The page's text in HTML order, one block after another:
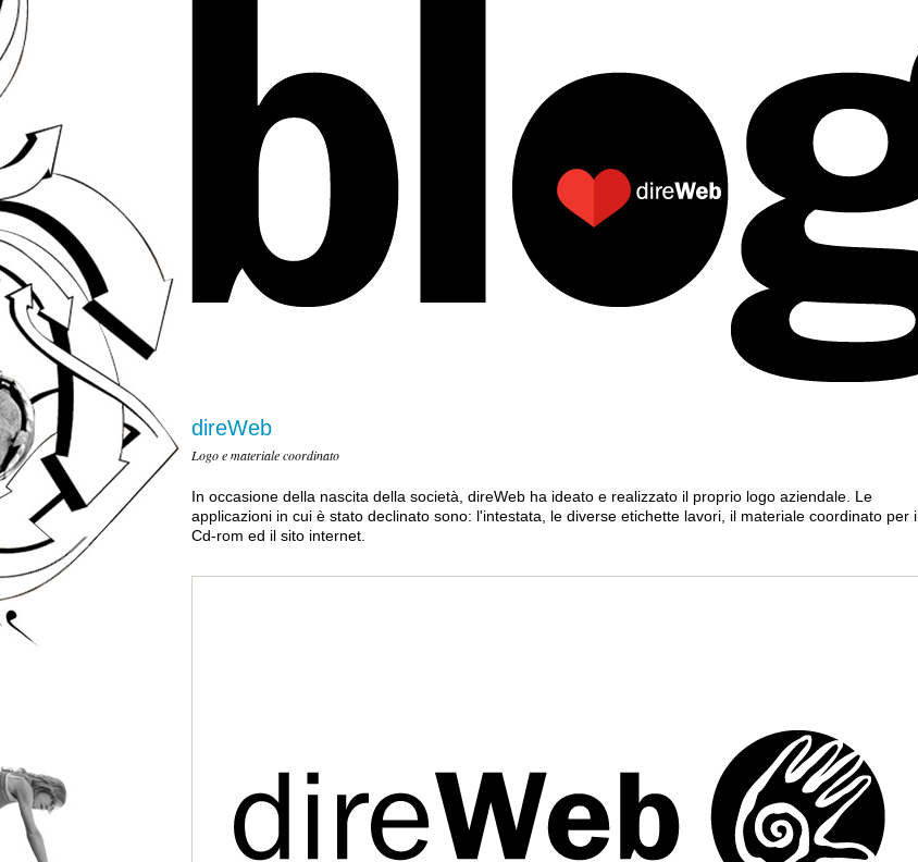
direWeb
Logo e materiale coordinato
In occasione della nascita della società, direWeb ha ideato e realizzato il proprio logo aziendale. Le
applicazioni in cui è stato declinato sono: l'intestata, le diverse etichette lavori, il materiale coordinato per i
Cd-rom ed il sito internet.